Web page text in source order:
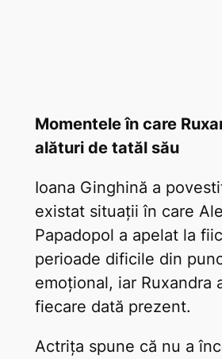
Momentele în care
alături de tatăl său
Ioana Ginghină a
existat situații în care
Papadopol a apelat la
perioade dificile din
emoțional, iar Ruxandra
fiecare dată prezent.
Actrița spune că nu a